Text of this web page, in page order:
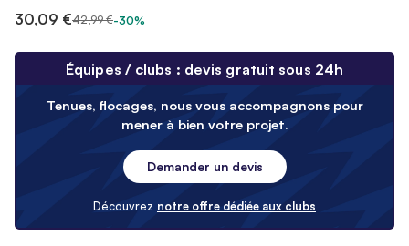
30,09 €42,99 €-30%
Équipes / clubs : devis gratuit sous 24h
Tenues, flocages, nous vous accompagnons pour
mener à bien votre projet.
Demander un devis
Découvrez notre offre dédiée aux clubs